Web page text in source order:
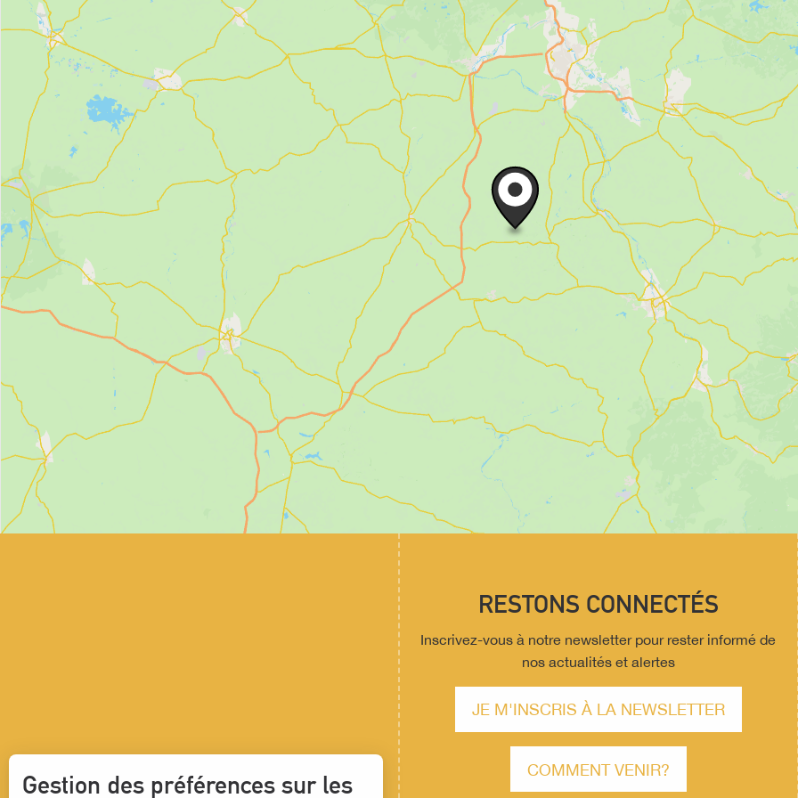
RESTONS CONNECTÉS
Inscrivez-vous à notre newsletter pour rester informé de
nos actualités et alertes
JE M'INSCRIS À LA NEWSLETTER
COMMENT VENIR?
Gestion des préférences sur les